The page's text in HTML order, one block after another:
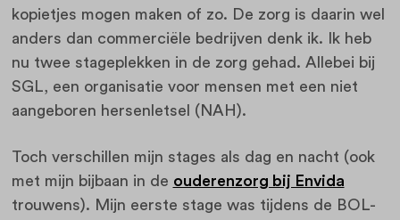
kopietjes mogen maken of zo. De zorg is daarin wel
anders dan commerciële bedrijven denk ik. Ik heb
nu twee stageplekken in de zorg gehad. Allebei bij
SGL, een organisatie voor mensen met een niet
aangeboren hersenletsel (NAH).
Toch verschillen mijn stages als dag en nacht (ook
met mijn bijbaan in de ouderenzorg bij Envida
trouwens). Mijn eerste stage was tijdens de BOL-